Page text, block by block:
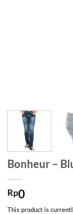
Bonheur –
Rp0
This product is